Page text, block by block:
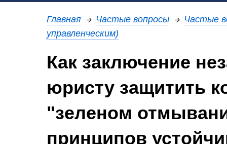
Об организации
Отзывы
Вакансии
Политика
Список всех
Инженерно-
Оценочная
Пожарно-
Главная → Частые вопросы → Частые
управленческим)
Как заключение
юристу защитить
"зеленом
принципов